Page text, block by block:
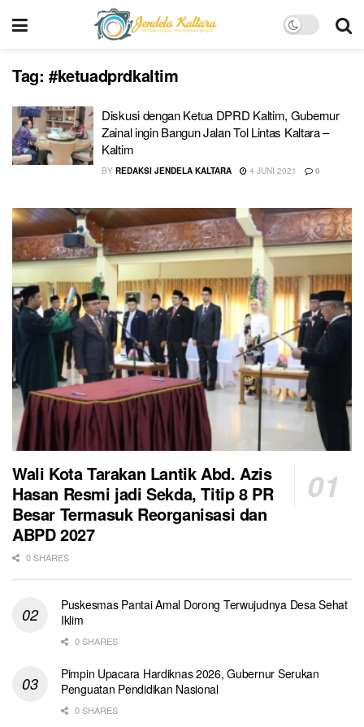
Tag: #ketuadprdkaltim
Diskusi dengan Ketua DPRD Kaltim, Gubernur
Zainal ingin Bangun Jalan Tol Lintas Kaltara –
Kaltim
BY REDAKSI JENDELA KALTARA 4 JUNI 2021 0
Wali Kota Tarakan Lantik Abd. Azis
Hasan Resmi jadi Sekda, Titip 8 PR
Besar Termasuk Reorganisasi dan
ABPD 2027
0 SHARES
Puskesmas Pantai Amal Dorong Terwujudnya Desa Sehat
Iklim
0 SHARES
Pimpin Upacara Hardiknas 2026, Gubernur Serukan
Penguatan Pendidikan Nasional
0 SHARES